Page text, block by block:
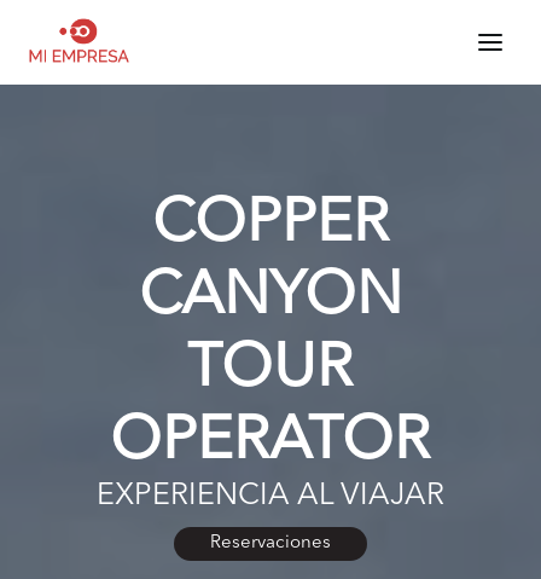
COPPER
CANYON
TOUR
OPERATOR
EXPERIENCIA AL VIAJAR
Reservaciones